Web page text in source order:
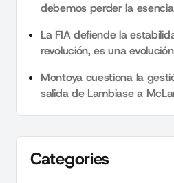
debemos perder la
La FIA defiende la
revolución, es una
Montoya cuestiona la
salida de Lambiase a
Categories